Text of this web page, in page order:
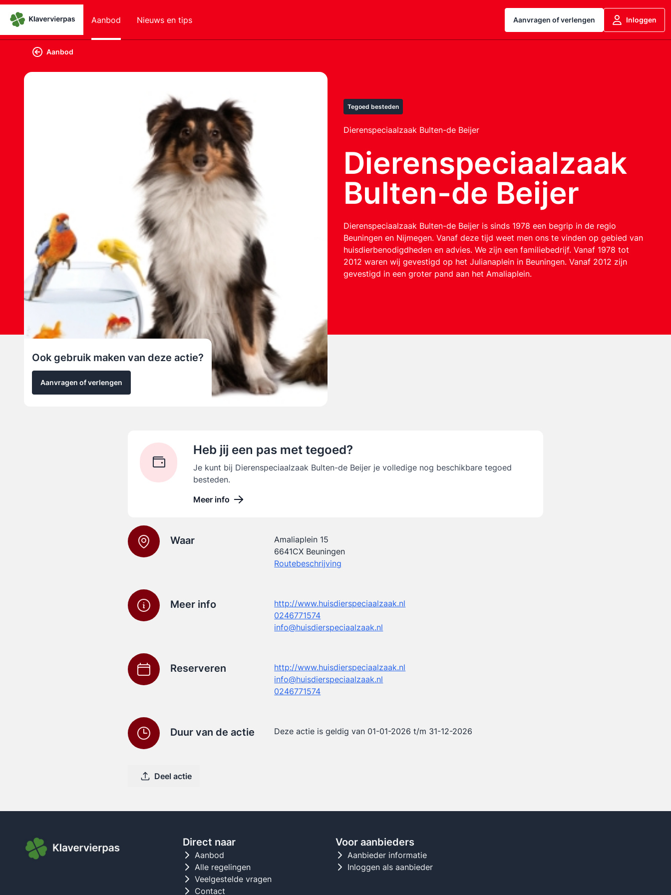
Aanbod Nieuws en tips Aanvragen of verlengen Inloggen
Aanbod
Tegoed besteden
Dierenspeciaalzaak Bulten-de Beijer
Dierenspeciaalzaak
Bulten-de Beijer
Dierenspeciaalzaak Bulten-de Beijer is sinds 1978 een begrip in de regio
Beuningen en Nijmegen. Vanaf deze tijd weet men ons te vinden op gebied van
huisdierbenodigdheden en advies. We zijn een familiebedrijf. Vanaf 1978 tot
2012 waren wij gevestigd op het Julianaplein in Beuningen. Vanaf 2012 zijn
gevestigd in een groter pand aan het Amaliaplein.
Ook gebruik maken van deze actie?
Aanvragen of verlengen
Heb jij een pas met tegoed?
Je kunt bij Dierenspeciaalzaak Bulten-de Beijer je volledige nog beschikbare tegoed
besteden.
Meer info
Waar
Amaliaplein 15
6641CX Beuningen
Routebeschrijving
Meer info
http://www.huisdierspeciaalzaak.nl
0246771574
info@huisdierspeciaalzaak.nl
Reserveren
http://www.huisdierspeciaalzaak.nl
info@huisdierspeciaalzaak.nl
0246771574
Duur van de actie Deze actie is geldig van 01-01-2026 t/m 31-12-2026
Deel actie
Direct naar
Aanbod
Alle regelingen
Veelgestelde vragen
Contact
Voor aanbieders
Aanbieder informatie
Inloggen als aanbieder